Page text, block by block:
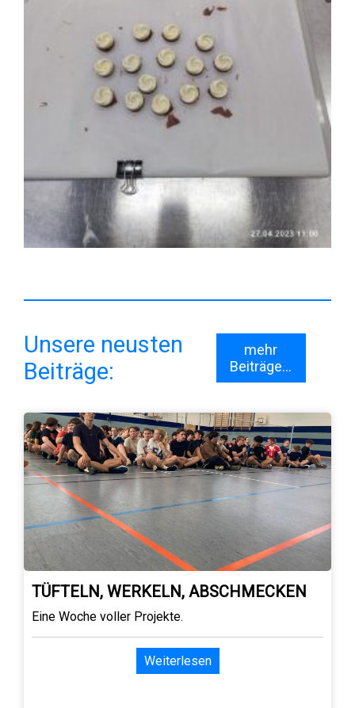
Unsere neusten
Beiträge:
mehr
Beiträge...
TÜFTELN, WERKELN, ABSCHMECKEN
Eine Woche voller Projekte.
Weiterlesen